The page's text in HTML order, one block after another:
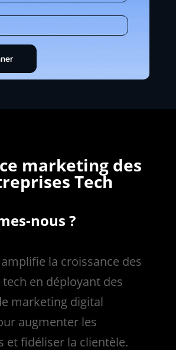
marketing des
Tech
nous ?
amplifie la croissance des
en déployant des
marketing digital
augmenter les
et fidéliser la clientèle.